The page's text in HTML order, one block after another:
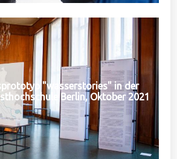
"wasserstories" in der
Berlin, Oktober 2021